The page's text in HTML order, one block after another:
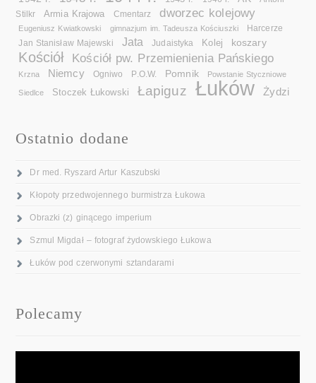
Stilkr
Armia Krajowa Cmentarz dworzec kolejowy
Eugeniusz Kwiatkowski gimnazjum im. Tadeusza Kościuszki Harcerze
Jan Stanisław Majewski Jata Judaistyka Kolej koszary
Kościół Kościół pw. Przemienienia Pańskiego
Krzna Niemcy Ogniwo P.O.W. Pomnik Powstanie Styczniowe
Siedlce Stoczek Łukowski Łapiguz Łuków Żydzi
Ostatnio dodane
Dr med. Ryszard Artur Kaszubski
Kłopoty przedwojennego burmistrza Łukowa
Obrazki (z) ginącego imperium
Szmul Migdał – fotograf żydowskiego Łukowa
Łuków pod czerwonymi sztandarami
Polecamy